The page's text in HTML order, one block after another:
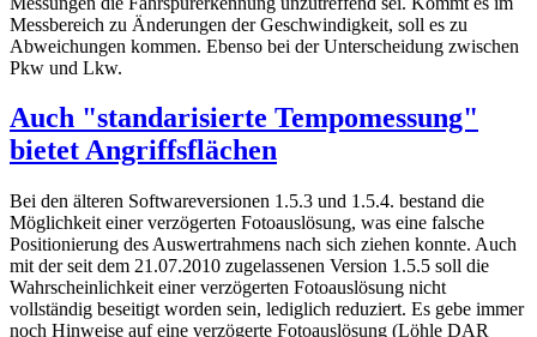
Messbereich zu Änderungen der Geschwindigkeit, soll es zu
Abweichungen kommen. Ebenso bei der Unterscheidung zwischen
Pkw und Lkw.
Auch "standarisierte Tempomessung"
bietet Angriffsflächen
Bei den älteren Softwareversionen 1.5.3 und 1.5.4. bestand die
Möglichkeit einer verzögerten Fotoauslösung, was eine falsche
Positionierung des Auswertrahmens nach sich ziehen konnte. Auch
mit der seit dem 21.07.2010 zugelassenen Version 1.5.5 soll die
Wahrscheinlichkeit einer verzögerten Fotoauslösung nicht
vollständig beseitigt worden sein, lediglich reduziert. Es gebe immer
noch Hinweise auf eine verzögerte Fotoauslösung (Löhle DAR